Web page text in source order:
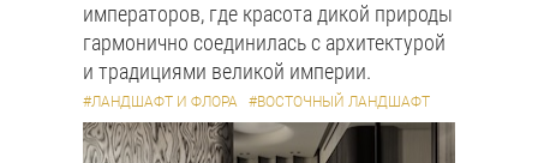
императоров, где красота дикой природы
гармонично соединилась с архитектурой
и традициями великой империи.
#ЛАНДШАФТ И ФЛОРА #ВОСТОЧНЫЙ ЛАНДШАФТ